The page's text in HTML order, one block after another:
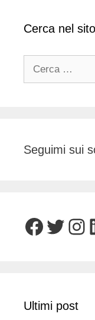
Cerca nel sito
Seguimi sui
Ultimi post